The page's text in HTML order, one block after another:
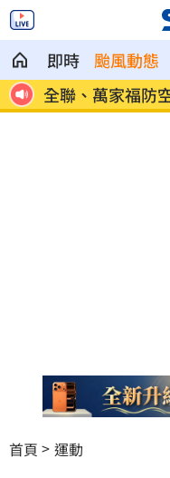
即時 颱風動態
全聯、萬家福防
付」！
首頁 運動